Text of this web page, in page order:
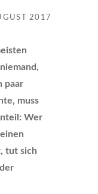
2017
paar
muss
Wer
tut sich